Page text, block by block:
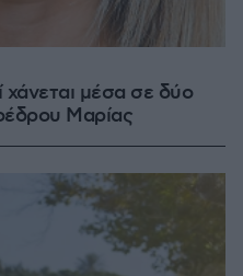
χάνεται μέσα σε δύο
Μαρίας